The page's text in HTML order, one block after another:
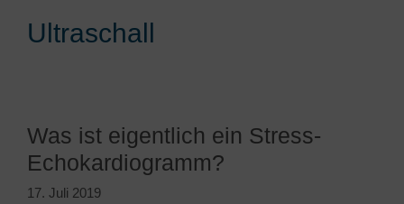
Ultraschall
Was ist eigentlich ein Stress-
Echokardiogramm?
17. Juli 2019